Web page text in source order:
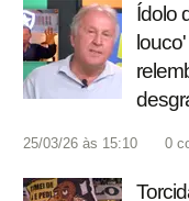
Ídolo
25/03/26 às 15:10 0